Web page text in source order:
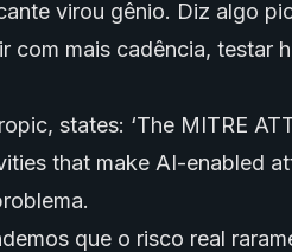
virou gênio. Diz algo
com mais cadência, testar
states: ‘The MITRE
that make AI-enabled
que o risco real